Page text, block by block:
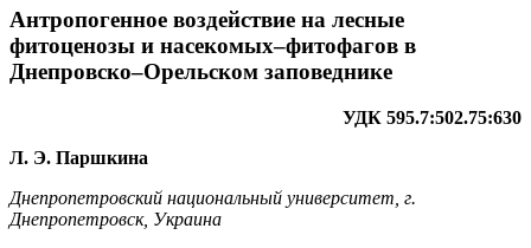
Антропогенное воздействие на лесные
фитоценозы и насекомых–фитофагов в
Днепровско–Орельском заповеднике
УДК 595.7:502.75:630
Л. Э. Паршкина
Днепропетровский национальный университет, г.
Днепропетровск, Украина